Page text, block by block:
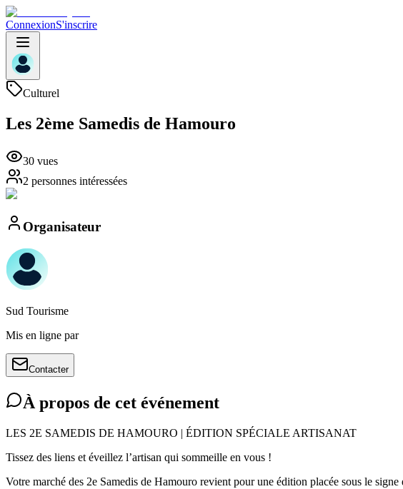
ConnexionS'inscrire
Culturel
Les 2ème Samedis de Hamouro
30 vues
2 personnes intéressées
Organisateur
Sud Tourisme
Mis en ligne par
Contacter
À propos de cet événement
LES 2E SAMEDIS DE HAMOURO | ÉDITION SPÉCIALE ARTISANAT
Tissez des liens et éveillez l’artisan qui sommeille en vous !
Votre marché des 2e Samedis de Hamouro revient pour une édition placée sous le